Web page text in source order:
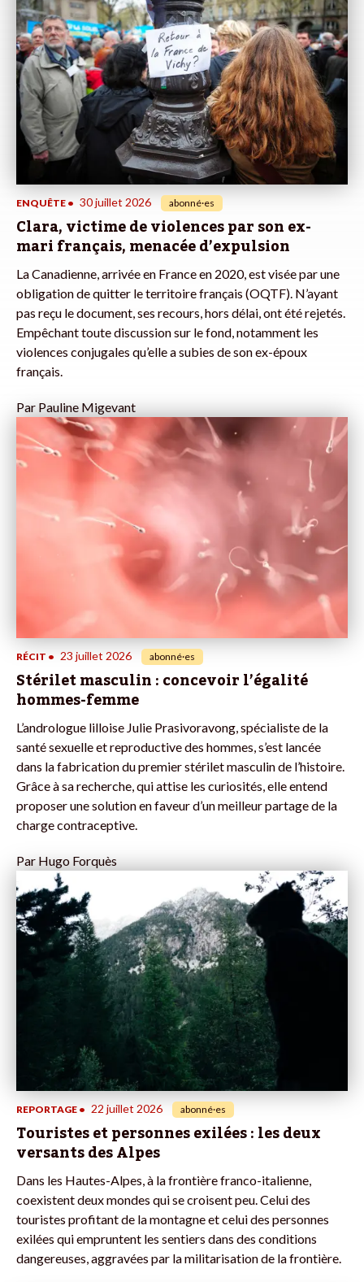
ENQUÊTE • 30 juillet 2026 abonné·es
Clara, victime de violences par son ex-
mari français, menacée d’expulsion
La Canadienne, arrivée en France en 2020, est visée par une
obligation de quitter le territoire français (OQTF). N’ayant
pas reçu le document, ses recours, hors délai, ont été rejetés.
Empêchant toute discussion sur le fond, notamment les
violences conjugales qu’elle a subies de son ex-époux
français.
Par Pauline Migevant
RÉCIT • 23 juillet 2026 abonné·es
Stérilet masculin : concevoir l’égalité
hommes-femme
L’andrologue lilloise Julie Prasivoravong, spécialiste de la
santé sexuelle et reproductive des hommes, s’est lancée
dans la fabrication du premier stérilet masculin de l’histoire.
Grâce à sa recherche, qui attise les curiosités, elle entend
proposer une solution en faveur d’un meilleur partage de la
charge contraceptive.
Par Hugo Forquès
REPORTAGE • 22 juillet 2026 abonné·es
Touristes et personnes exilées : les deux
versants des Alpes
Dans les Hautes-Alpes, à la frontière franco-italienne,
coexistent deux mondes qui se croisent peu. Celui des
touristes profitant de la montagne et celui des personnes
exilées qui empruntent les sentiers dans des conditions
dangereuses, aggravées par la militarisation de la frontière.